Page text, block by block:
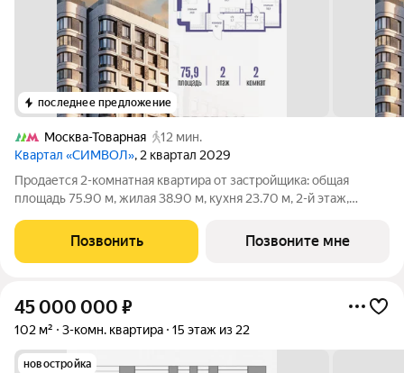
последнее предложение
Москва-Товарная
12 мин.
Квартал «СИМВОЛ», 2 квартал 2029
Продается 2-комнатная квартира от застройщика: общая
площадь 75.90 м, жилая 38.90 м, кухня 23.70 м, 2-й этаж,
квартал 2029 года. Позвоните сейчас и забронируйте
квартиру! Квартал
Позвонить Позвоните мне
45 000 000 ₽
102 м² 3-комн. квартира 15 этаж из 22
новостройка